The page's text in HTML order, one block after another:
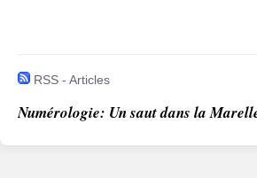
RSS - Articles
Numérologie: Un saut dans la